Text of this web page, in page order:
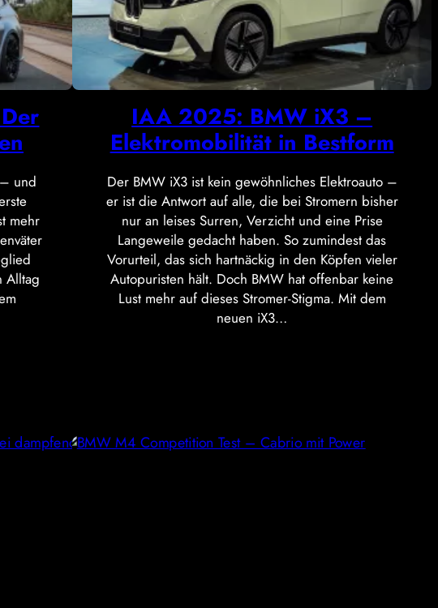
und
mehr
Alltag
IAA 2025: BMW iX3 –
Elektromobilität in Bestform
Der BMW iX3 ist kein gewöhnliches Elektroauto –
er ist die Antwort auf alle, die bei Stromern bisher
nur an leises Surren, Verzicht und eine Prise
Langeweile gedacht haben. So zumindest das
Vorurteil, das sich hartnäckig in den Köpfen vieler
Autopuristen hält. Doch BMW hat offenbar keine
Lust mehr auf dieses Stromer-Stigma. Mit dem
neuen iX3…